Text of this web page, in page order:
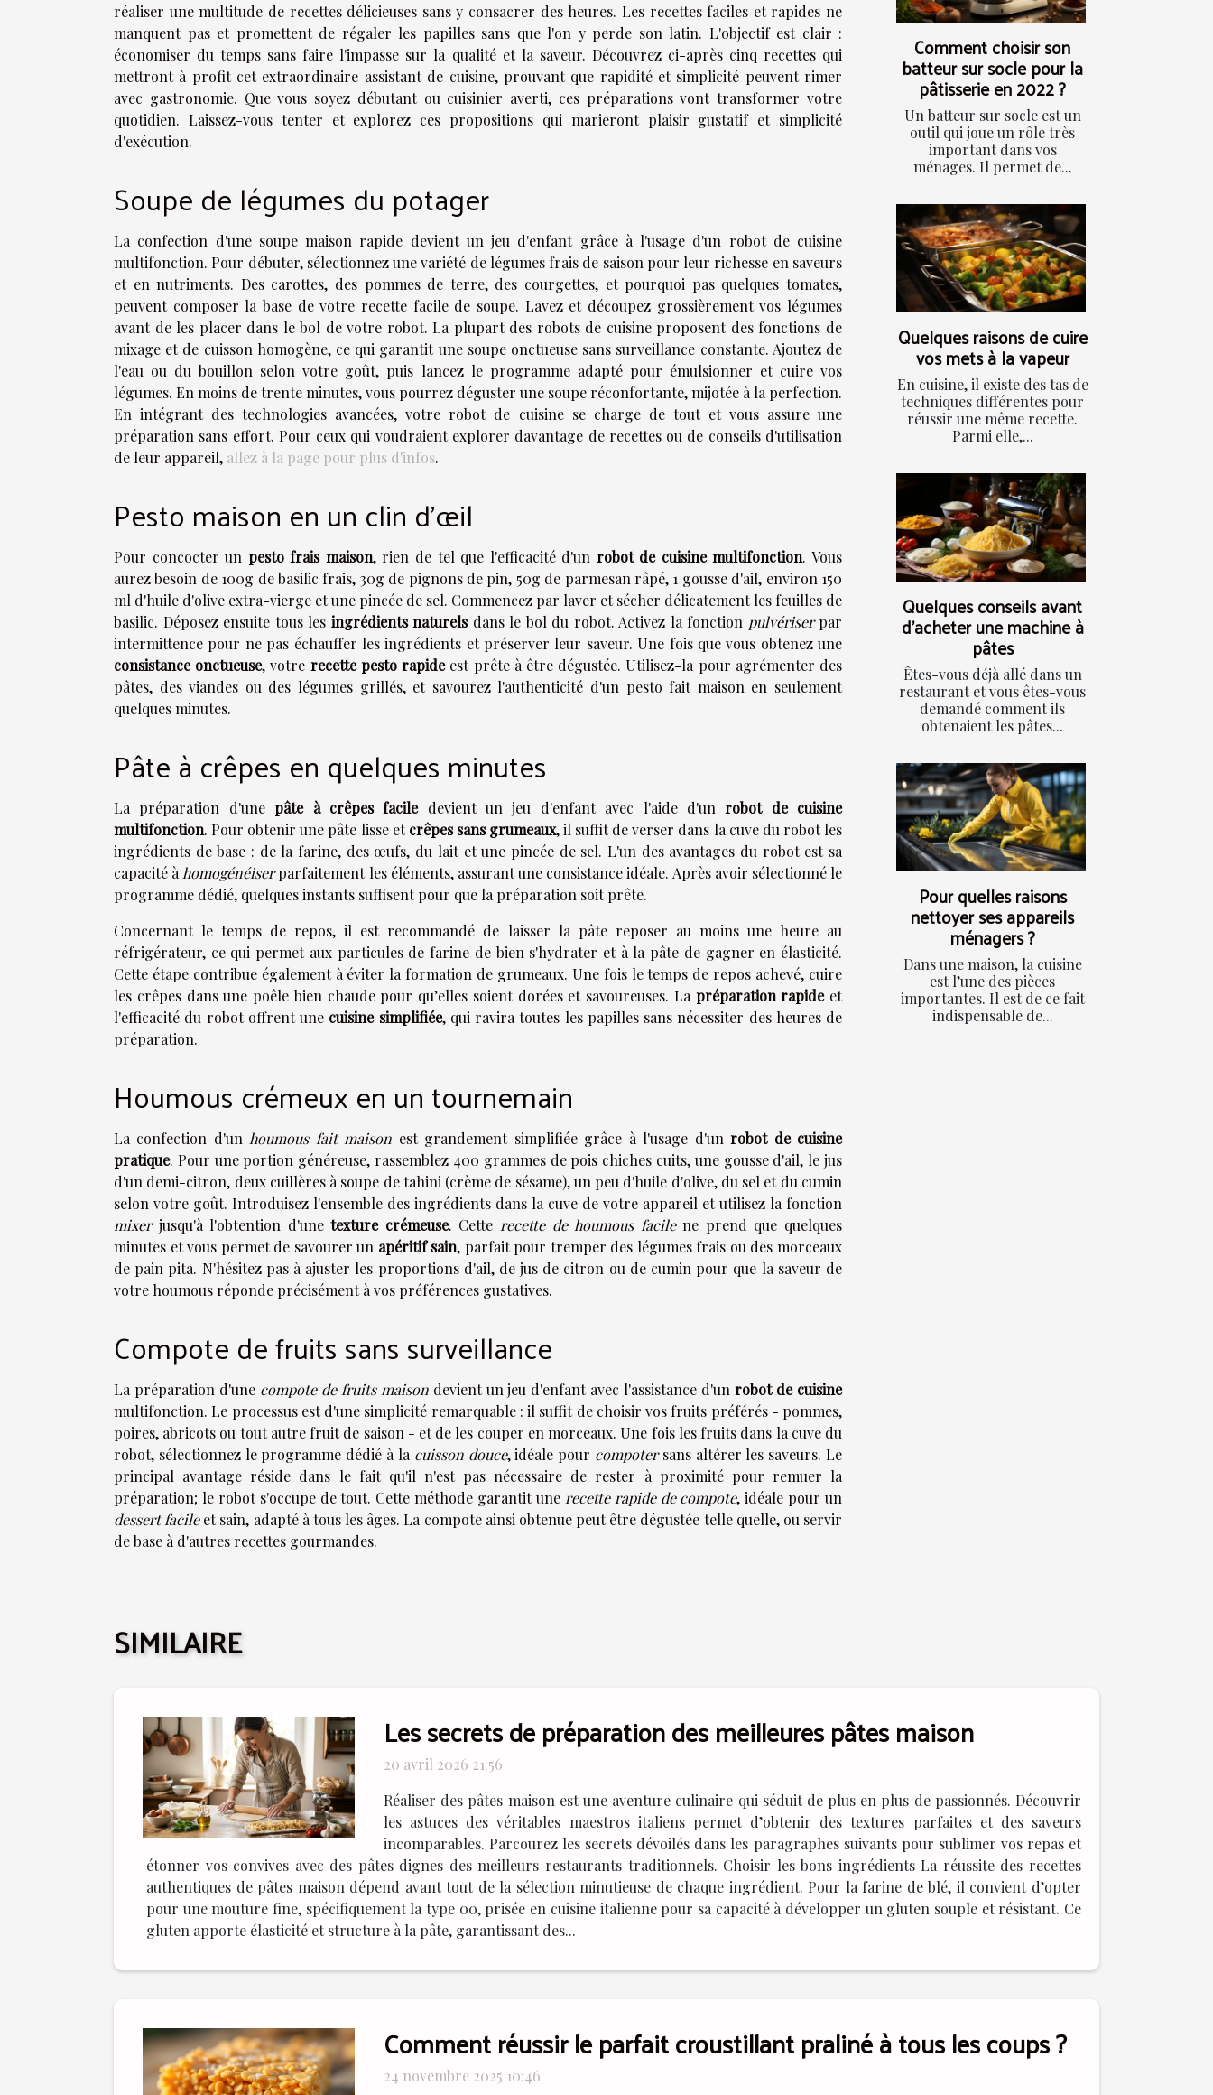
réaliser une multitude de recettes délicieuses sans y consacrer des heures. Les recettes faciles et rapides ne
manquent pas et promettent de régaler les papilles sans que l'on y perde son latin. L'objectif est clair :
économiser du temps sans faire l'impasse sur la qualité et la saveur. Découvrez ci-après cinq recettes qui
mettront à profit cet extraordinaire assistant de cuisine, prouvant que rapidité et simplicité peuvent rimer
avec gastronomie. Que vous soyez débutant ou cuisinier averti, ces préparations vont transformer votre
quotidien. Laissez-vous tenter et explorez ces propositions qui marieront plaisir gustatif et simplicité
d'exécution.
Soupe de légumes du potager
La confection d'une soupe maison rapide devient un jeu d'enfant grâce à l'usage d'un robot de cuisine
multifonction. Pour débuter, sélectionnez une variété de légumes frais de saison pour leur richesse en saveurs
et en nutriments. Des carottes, des pommes de terre, des courgettes, et pourquoi pas quelques tomates,
peuvent composer la base de votre recette facile de soupe. Lavez et découpez grossièrement vos légumes
avant de les placer dans le bol de votre robot. La plupart des robots de cuisine proposent des fonctions de
mixage et de cuisson homogène, ce qui garantit une soupe onctueuse sans surveillance constante. Ajoutez de
l'eau ou du bouillon selon votre goût, puis lancez le programme adapté pour émulsionner et cuire vos
légumes. En moins de trente minutes, vous pourrez déguster une soupe réconfortante, mijotée à la perfection.
En intégrant des technologies avancées, votre robot de cuisine se charge de tout et vous assure une
préparation sans effort. Pour ceux qui voudraient explorer davantage de recettes ou de conseils d'utilisation
de leur appareil, allez à la page pour plus d'infos.
Pesto maison en un clin d'œil
Pour concocter un pesto frais maison, rien de tel que l'efficacité d'un robot de cuisine multifonction. Vous
aurez besoin de 100g de basilic frais, 30g de pignons de pin, 50g de parmesan râpé, 1 gousse d'ail, environ 150
ml d'huile d'olive extra-vierge et une pincée de sel. Commencez par laver et sécher délicatement les feuilles de
basilic. Déposez ensuite tous les ingrédients naturelsdans le bol du robot. Activez la fonction pulvériserpar
intermittence pour ne pas échauffer les ingrédients et préserver leur saveur. Une fois que vous obtenez une
consistance onctueuse, votre recette pesto rapideest prête à être dégustée. Utilisez-la pour agrémenter des
pâtes, des viandes ou des légumes grillés, et savourez l'authenticité d'un pesto fait maison en seulement
quelques minutes.
Pâte à crêpes en quelques minutes
La préparation d'unepâte à crêpes faciledevient un jeu d'enfant avec l'aide d'unrobot de cuisine
multifonction. Pour obtenir une pâte lisse etcrêpes sans grumeaux, il suffit de verser dans la cuve du robot les
ingrédients de base : de la farine, des œufs, du lait et une pincée de sel. L'un des avantages du robot est sa
capacité à homogénéiserparfaitement les éléments, assurant une consistance idéale. Après avoir sélectionné le
programme dédié, quelques instants suffisent pour que la préparation soit prête.
Concernant le temps de repos, il est recommandé de laisser la pâte reposer au moins une heure au
réfrigérateur, ce qui permet aux particules de farine de bien s'hydrater et à la pâte de gagner en élasticité.
Cette étape contribue également à éviter la formation de grumeaux. Une fois le temps de repos achevé, cuire
les crêpes dans une poêle bien chaude pour qu’elles soient dorées et savoureuses. La préparation rapideet
l'efficacité du robot offrent une cuisine simplifiée, qui ravira toutes les papilles sans nécessiter des heures de
préparation.
Houmous crémeux en un tournemain
La confection d'un houmous fait maison est grandement simplifiée grâce à l'usage d'unrobot de cuisine
pratique. Pour une portion généreuse, rassemblez 400 grammes de pois chiches cuits, une gousse d'ail, le jus
d'un demi-citron, deux cuillères à soupe de tahini (crème de sésame), un peu d'huile d'olive, du sel et du cumin
selon votre goût. Introduisez l'ensemble des ingrédients dans la cuve de votre appareil et utilisez la fonction
mixerjusqu'à l'obtention d'unetexture crémeuse. Cette recette de houmous facilene prend que quelques
minutes et vous permet de savourer un apéritif sain, parfait pour tremper des légumes frais ou des morceaux
de pain pita. N'hésitez pas à ajuster les proportions d'ail, de jus de citron ou de cumin pour que la saveur de
votre houmous réponde précisément à vos préférences gustatives.
Compote de fruits sans surveillance
La préparation d'une compote de fruits maisondevient un jeu d'enfant avec l'assistance d'unrobot de cuisine
multifonction. Le processus est d'une simplicité remarquable : il suffit de choisir vos fruits préférés - pommes,
poires, abricots ou tout autre fruit de saison - et de les couper en morceaux. Une fois les fruits dans la cuve du
robot, sélectionnez le programme dédié à la cuisson douce, idéale pour compotersans altérer les saveurs. Le
principal avantage réside dans le fait qu'il n'est pas nécessaire de rester à proximité pour remuer la
préparation; le robot s'occupe de tout. Cette méthode garantit une recette rapide de compote, idéale pour un
dessert facileet sain, adapté à tous les âges. La compote ainsi obtenue peut être dégustée telle quelle, ou servir
de base à d'autres recettes gourmandes.
Comment choisir son
batteur sur socle pour la
pâtisserie en 2022 ?
Un batteur sur socle est un
outil qui joue un rôle très
important dans vos
ménages. Il permet de...
Quelques raisons de cuire
vos mets à la vapeur
En cuisine, il existe des tas de
techniques différentes pour
réussir une même recette.
Parmi elle,...
Quelques conseils avant
d'acheter une machine à
pâtes
Êtes-vous déjà allé dans un
restaurant et vous êtes-vous
demandé comment ils
obtenaient les pâtes...
Pour quelles raisons
nettoyer ses appareils
ménagers ?
Dans une maison, la cuisine
est l’une des pièces
importantes. Il est de ce fait
indispensable de...
SIMILAIRE
Les secrets de préparation des meilleures pâtes maison
20 avril 2026 21:56
Réaliser des pâtes maison est une aventure culinaire qui séduit de plus en plus de passionnés. Découvrir
les astuces des véritables maestros italiens permet d’obtenir des textures parfaites et des saveurs
incomparables. Parcourez les secrets dévoilés dans les paragraphes suivants pour sublimer vos repas et
étonner vos convives avec des pâtes dignes des meilleurs restaurants traditionnels. Choisir les bons ingrédients La réussite des recettes
authentiques de pâtes maison dépend avant tout de la sélection minutieuse de chaque ingrédient. Pour la farine de blé, il convient d’opter
pour une mouture fine, spécifiquement la type 00, prisée en cuisine italienne pour sa capacité à développer un gluten souple et résistant. Ce
gluten apporte élasticité et structure à la pâte, garantissant des...
Comment réussir le parfait croustillant praliné à tous les coups ?
24 novembre 2025 10:46